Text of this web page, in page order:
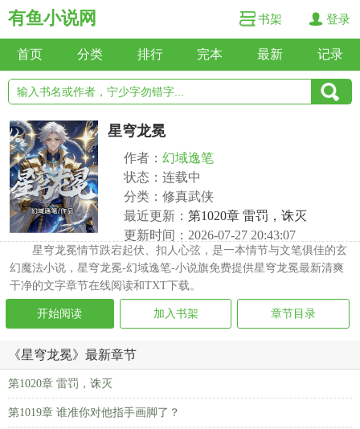
有鱼小说网 书架 登录
首页 分类 排行 完本 最新 记录
星穹龙冕
作者： 幻域逸笔
状态：连载中
分类：修真武侠
最近更新： 第1020章 雷罚，诛灭
更新时间：2026-07-27 20:43:07
星穹龙冕情节跌宕起伏、扣人心弦，是一本情节与文笔俱佳的玄
幻魔法小说，星穹龙冕-幻域逸笔-小说旗免费提供星穹龙冕最新清爽
干净的文字章节在线阅读和TXT下载。
开始阅读 加入书架 章节目录
《星穹龙冕》最新章节
第1020章 雷罚，诛灭
第1019章 谁准你对他指手画脚了？